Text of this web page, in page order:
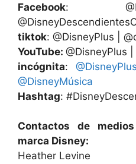
Facebook:
tiktok: @DisneyPlus
YouTube: @DisneyPlus
incógnita: @DisneyPlus
@DisneyMúsica
Hashtag:
Contactos de
marca Disney:
Heather Levine